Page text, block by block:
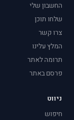
החשבון שלי
שלחו תוכן
צרו קשר
המלץ עלינו
תרומה לאתר
פרסם באתר
ניווט
חיפוש